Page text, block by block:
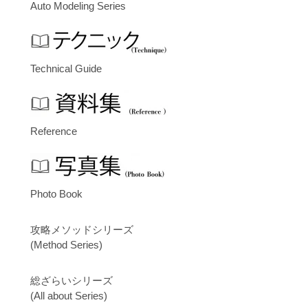
Auto Modeling Series
Technical Guide
Reference
Photo Book
攻略メソッドシリーズ
(Method Series)
総ざらいシリーズ
(All about Series)